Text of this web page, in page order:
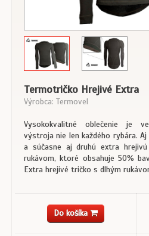
Termotričko Hrejivé Extra
Výrobca: Termovel
Vysokokvalitné oblečenie je
výstroja nie len každého rybára.
a súčasne aj druhú extra
rukávom, ktoré obsahuje 50%
Extra hrejivé tričko s dlhým
Do košíka